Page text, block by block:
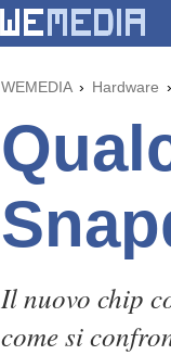
WEMEDIA Hardware
Il nuovo chip
come si